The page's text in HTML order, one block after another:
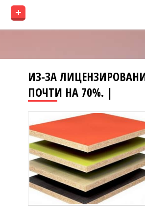
+
ИЗ-ЗА
ПОЧТИ НА 70%. |